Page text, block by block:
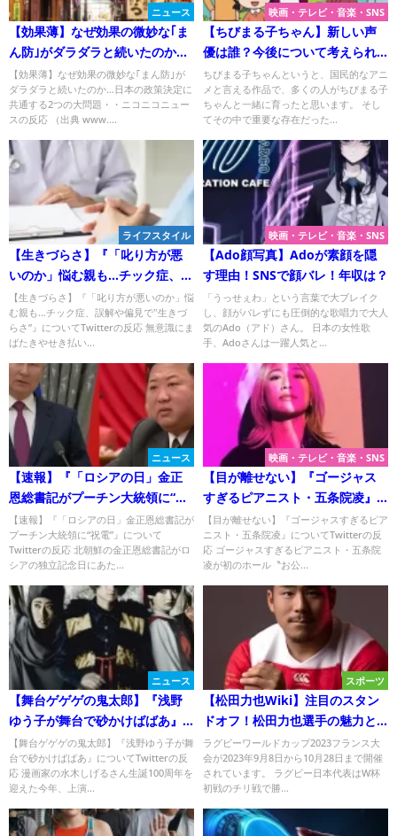
ニュース
【効果薄】なぜ効果の微妙な｢ま
ん防｣がダラダラと続いたのか…
日本の政策決定に共通する2つの
大問題
【効果薄】なぜ効果の微妙な｢まん防｣が
ダラダラと続いたのか…日本の政策決定に
共通する2つの大問題・・ニコニコニュー
スの反応 （出典 www....
映画・テレビ・音楽・SNS
【ちびまる子ちゃん】新しい声
優は誰？今後について考えられ
る可能性！
ちびまる子ちゃんというと、国民的なアニ
メと言える作品で、多くの人がちびまる子
ちゃんと一緒に育ったと思います。 そし
てその中で重要な存在だった...
ライフスタイル
【生きづらさ】『「叱り方が悪
いのか」悩む親も…チック症、誤
解や偏見で‟生きづらさ”』につい
てTwitterの反応
【生きづらさ】『「叱り方が悪いのか」悩
む親も…チック症、誤解や偏見で‟生きづ
らさ”』についてTwitterの反応 無意識にま
ばたきやせき払い...
映画・テレビ・音楽・SNS
【Ado顔写真】Adoが素顔を隠
す理由！SNSで顔バレ！年収は？
「うっせぇわ」という言葉で大ブレイク
し、顔がバレずにも圧倒的な歌唱力で大人
気のAdo（アド）さん。 日本の女性歌
手、Adoさんは一躍人気と...
ニュース
【速報】『「ロシアの日」金正
恩総書記がプーチン大統領に“祝
電”』についてTwitterの反応
【速報】『「ロシアの日」金正恩総書記が
プーチン大統領に“祝電”』について
Twitterの反応 北朝鮮の金正恩総書記がロ
シアの独立記念日にあた...
映画・テレビ・音楽・SNS
【目が離せない】『ゴージャス
すぎるピアニスト・五条院凌』
についてTwitterの反応
【目が離せない】『ゴージャスすぎるピア
ニスト・五条院凌』についてTwitterの反
応 ゴージャスすぎるピアニスト・五条院
凌が初のホール〝お公...
ニュース
【舞台ゲゲゲの鬼太郎】『浅野
ゆう子が舞台で砂かけばばあ』
についてTwitterの反応
【舞台ゲゲゲの鬼太郎】『浅野ゆう子が舞
台で砂かけばばあ』についてTwitterの反
応 漫画家の水木しげるさん生誕100周年を
迎えた今年、上演...
スポーツ
【松田力也Wiki】注目のスタン
ドオフ！松田力也選手の魅力と
経歴＜ラグビーW杯2023＞
ラグビーワールドカップ2023フランス大
会が2023年9月8日から10月28日まで開催
されています。 ラグビー日本代表はW杯
初戦のチリ戦で勝...